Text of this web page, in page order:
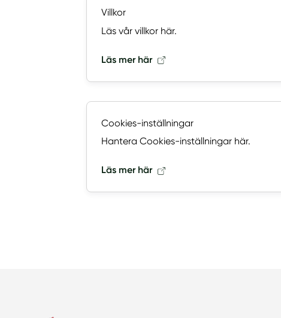
Villkor
Läs vår villkor här.
Läs mer här
Cookies-inställningar
Hantera Cookies-inställningar här.
Läs mer här